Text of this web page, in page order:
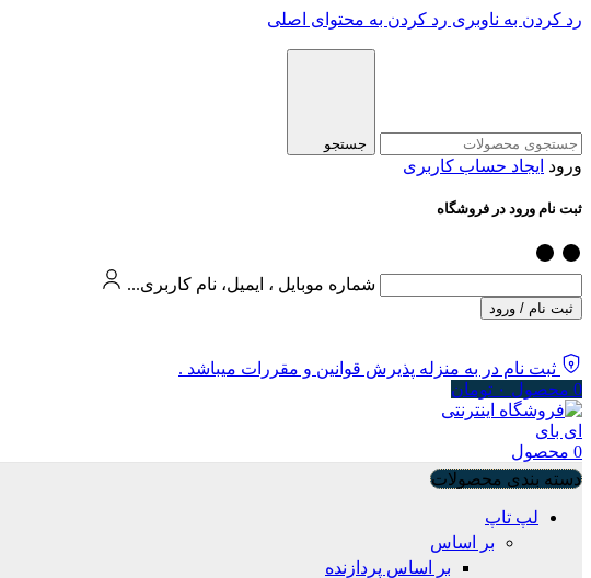
رد کردن به ناوبری رد کردن به محتوای اصلی
جستجو
ورود ایجاد حساب کاربری
ثبت نام ورود در فروشگاه
شماره موبایل ، ایمیل، نام کاربری...
ثبت نام / ورود
ثبت نام در به منزله پذیرش قوانین و مقررات میباشد .
0 محصول ۰ تومان
0 محصول
دسته بندی محصولات
لپ تاپ
بر اساس
بر اساس پردازنده